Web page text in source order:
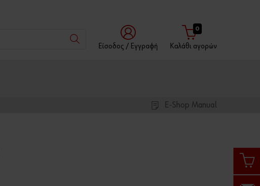
Είσοδος / Eγγραφή
App
0
Καλάθι αγορών
E-Shop Manual